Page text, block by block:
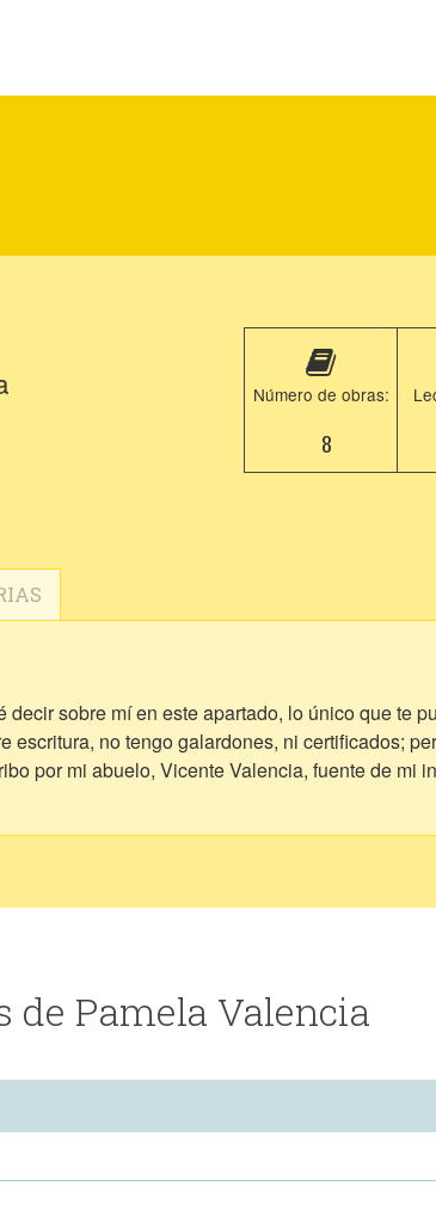
Número de obras:
8
sobre mí en este apartado, lo único que te
escritura, no tengo galardones, ni certificados;
por mi abuelo, Vicente Valencia, fuente de mi
de Pamela Valencia